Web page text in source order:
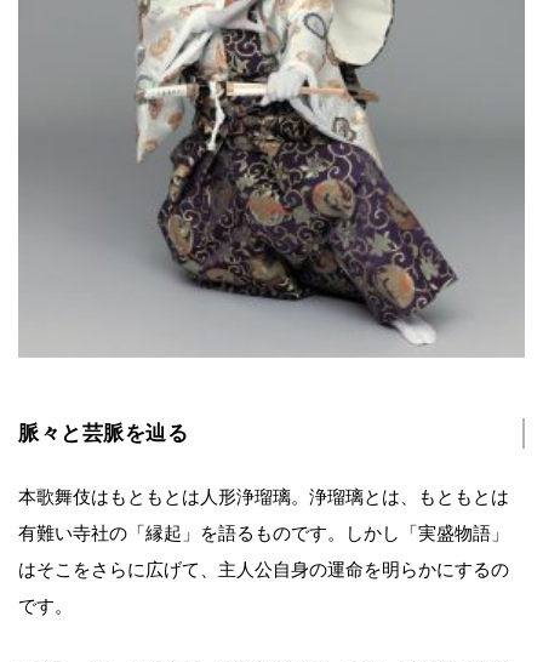
脈々と芸脈を辿る
本歌舞伎はもともとは人形浄瑠璃。浄瑠璃とは、もともとは
有難い寺社の「縁起」を語るものです。しかし「実盛物語」
はそこをさらに広げて、主人公自身の運命を明らかにするの
です。